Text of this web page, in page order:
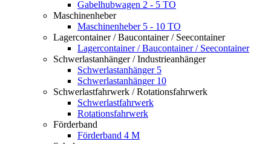
Gabelhubwagen 2 - 5 TO
Maschinenheber
Maschinenheber 5 - 10 TO
Lagercontainer / Baucontainer / Seecontainer
Lagercontainer / Baucontainer / Seecontainer
Schwerlastanhänger / Industrieanhänger
Schwerlastanhänger 5
Schwerlastanhänger 10
Schwerlastfahrwerk / Rotationsfahrwerk
Schwerlastfahrwerk
Rotationsfahrwerk
Förderband
Förderband 4 M